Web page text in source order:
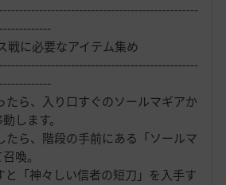
戦に必要なアイテム集め
たら、入り口すぐのソールマギアか
します。
たら、階段の手前にある「ソールマ
喚。
「神々しい信者の短刀」を入手す